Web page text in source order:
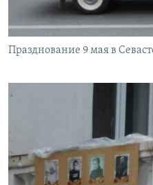
Празднование 9 мая в